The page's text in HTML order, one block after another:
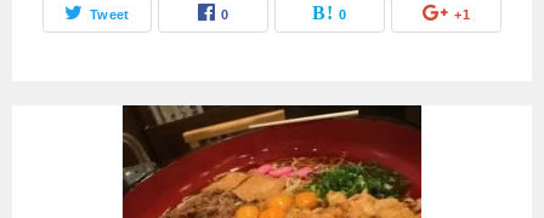
Tweet 0 0 +1